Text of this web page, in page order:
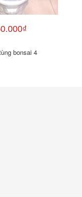
bonsai 4